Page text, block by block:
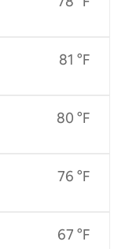
81 °F
80 °F
76 °F
67 °F